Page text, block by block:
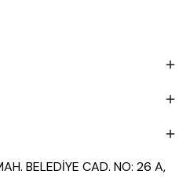
BELEDİYE CAD. NO: 26 A,